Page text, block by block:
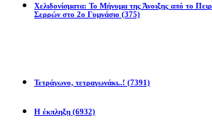
Χελιδονίσματα: Το Μήνυμα της Άνοιξης από το
Σερρών στο 2ο Γυμνάσιο (375)
Τετράγωνο, τετραγωνάκι..! (7391)
Η έκπληξη (6932)